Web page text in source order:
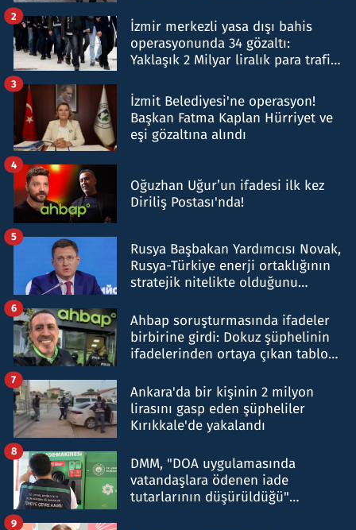
İzmir merkezli yasa dışı bahis
operasyonunda 34 gözaltı:
Yaklaşık 2 Milyar liralık para trafiği
2
İzmit Belediyesi'ne operasyon!
Başkan Fatma Kaplan Hürriyet ve
eşi gözaltına alındı
3
Oğuzhan Uğur’un ifadesi ilk kez
Diriliş Postası'nda!
4
Rusya Başbakan Yardımcısı Novak,
Rusya-Türkiye enerji ortaklığının
stratejik nitelikte olduğunu
5
Ahbap soruşturmasında ifadeler
birbirine girdi: Dokuz şüphelinin
ifadelerinden ortaya çıkan tablo
6
Ankara'da bir kişinin 2 milyon
lirasını gasp eden şüpheliler
Kırıkkale'de yakalandı
7
DMM, "DOA uygulamasında
vatandaşlara ödenen iade
tutarlarının düşürüldüğü"
8
9